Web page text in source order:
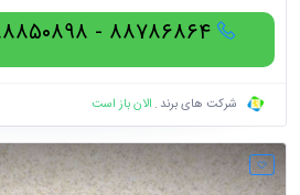
۸۸۷۸۶۸۶۴ - ۸۸۸۵۰۸۹۸ - ۸۸۷۸۱۵۲۸
شرکت های برند الان باز است